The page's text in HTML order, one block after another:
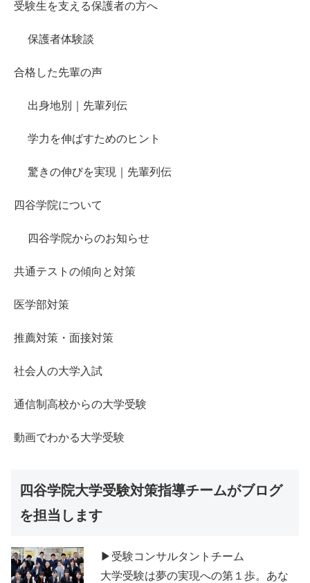
受験生を支える保護者の方へ
保護者体験談
合格した先輩の声
出身地別｜先輩列伝
学力を伸ばすためのヒント
驚きの伸びを実現｜先輩列伝
四谷学院について
四谷学院からのお知らせ
共通テストの傾向と対策
医学部対策
推薦対策・面接対策
社会人の大学入試
通信制高校からの大学受験
動画でわかる大学受験
四谷学院大学受験対策指導チームがブログ
を担当します
▶受験コンサルタントチーム
大学受験は夢の実現への第１歩。あな